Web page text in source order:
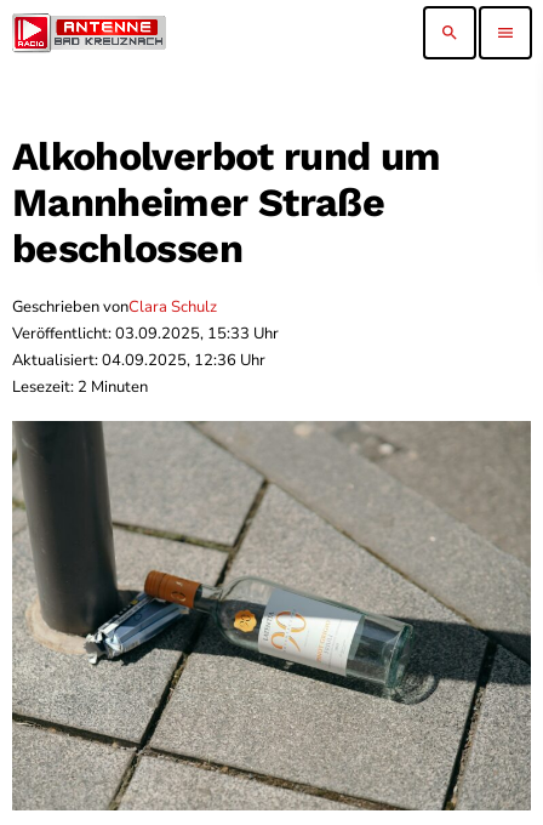
search menu
Alkoholverbot rund um
Mannheimer Straße
beschlossen
Geschrieben vonClara Schulz
Veröffentlicht: 03.09.2025, 15:33 Uhr
Aktualisiert: 04.09.2025, 12:36 Uhr
Lesezeit: 2 Minuten